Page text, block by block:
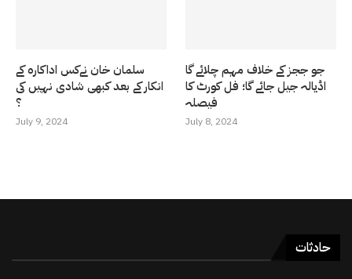
سلمان خان نےکس اداکارہ کے
انکار کے بعد کبھی شادی نہیں کی
؟
July 9, 2024
جو ججز کے خلاف مہم چلائے گا
اڈیالہ جیل جائے گا؛ فل کورٹ کا
فیصلہ
July 8, 2024
حادثات